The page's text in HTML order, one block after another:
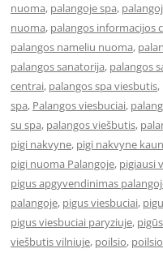
nuoma, palangoje spa,
nuoma, palangos informacijos
palangos nameliu nuoma,
palangos sanatorija, palangos
centrai, palangos spa viesbutis,
spa, Palangos viesbuciai,
su spa, palangos viešbutis,
pigi nakvyne, pigi nakvyne
pigi nuoma Palangoje, pigiausi
pigus apgyvendinimas
palangoje, pigus viesbuciai,
pigus viesbuciai paryziuje,
viešbutis vilniuje, poilsio,